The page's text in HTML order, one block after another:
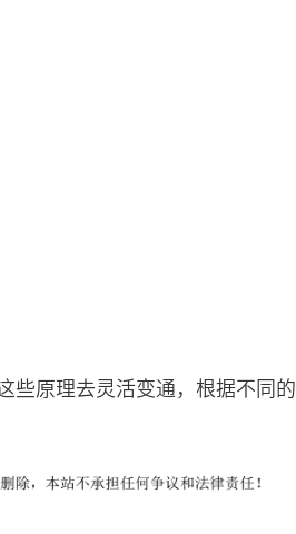
些原理去灵活变通，根据不同的